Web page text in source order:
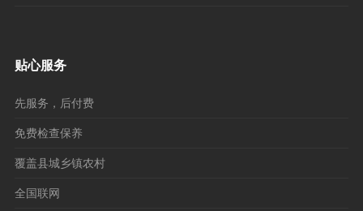
贴心服务
先服务，后付费
免费检查保养
覆盖县城乡镇农村
全国联网